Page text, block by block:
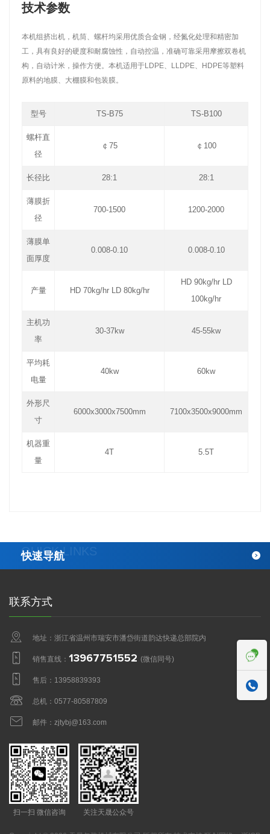
技术参数
本机组挤出机，机筒、螺杆均采用优质合金钢，经氮化处理和精密加
工，具有良好的硬度和耐腐蚀性，自动控温，准确可靠采用摩擦双卷机
构，自动计米，操作方便。本机适用于LDPE、LLDPE、HDPE等塑料
原料的地膜、大棚膜和包装膜。
型号 TS-B75 TS-B100
螺杆直
径
￠75 ￠100
长径比 28:1 28:1
薄膜折
径
700-1500 1200-2000
薄膜单
面厚度
0.008-0.10 0.008-0.10
产量 HD 70kg/hr LD 80kg/hr
HD 90kg/hr LD
100kg/hr
主机功
率
30-37kw 45-55kw
平均耗
电量
40kw 60kw
外形尺
寸
6000x3000x7500mm 7100x3500x9000mm
机器重
量
4T 5.5T
QUICK LINKS
快速导航
联系方式
地址：浙江省温州市瑞安市潘岱街道韵达快递总部院内
销售直线： 13967751552 (微信同号)
售后： 13958839393
总机： 0577-80587809
邮件： zjtybj@163.com
扫一扫 微信咨询 关注天晟公众号
